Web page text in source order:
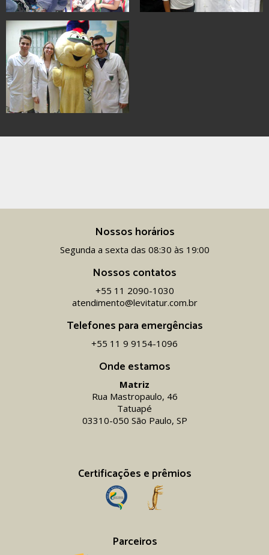
Onde estamos
Matriz
Rua Mastropaulo, 46
Tatuapé
03310-050 São Paulo, SP
Certificações e prêmios
Parceiros
Nossos horários
Segunda a sexta das 08:30 às 19:00
Nossos contatos
+55 11 2090-1030
atendimento@levitatur.com.br
Telefones para emergências
+55 11 9 9154-1096‬